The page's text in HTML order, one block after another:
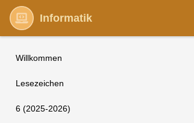
Informatik
Willkommen
Lesezeichen
6 (2025-2026)